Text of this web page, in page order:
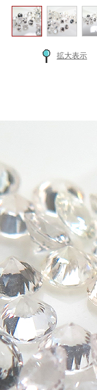
拡大表示